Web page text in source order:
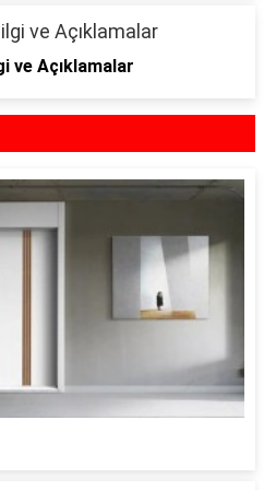
ve Açıklamalar